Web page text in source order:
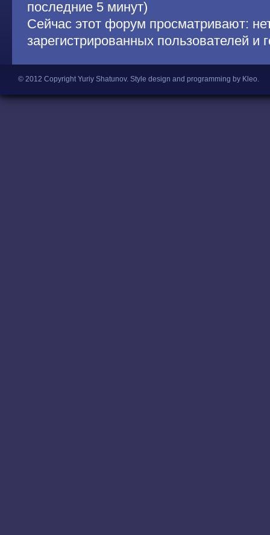
последние 5 минут)
Сейчас этот форум просматривают:
зарегистрированных пользователей и
© 2012 Copyright Yuriy Shatunov. Style design and programming by Kleo.